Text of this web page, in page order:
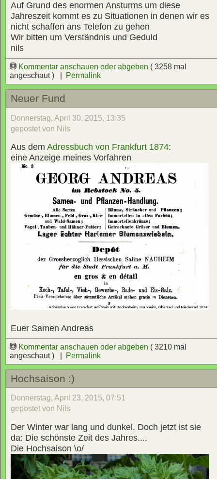
Auf Grund des enormen Ansturms um diese
Jahreszeit kommt es zu Situationen in denen wir es
nicht schaffen ans Telefon zu gehen
Wir bitten um Verständnis und Geduld
nils
Kommentar anschauen oder abgeben ( 3258 mal
angeschaut ) |
Permalink
Neuer Fund
Donnerstag, April 30, 2015, 13:35
gepostet von Nils
Aus dem Adressbuch von Frankfurt 1874:
eine Anzeige meines Vorfahren
Euer Samen Andreas
Kommentar anschauen oder abgeben ( 3210 mal
angeschaut ) |
Permalink
Hochsaison :)
Donnerstag, April 23, 2015, 07:51
gepostet von Nils
Der Winter war lang und dunkel. Doch jetzt ist sie
da: Die schönste Zeit des Jahres....
Die Hochsaison \o/